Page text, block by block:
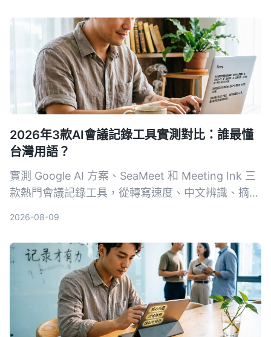
2026年3款AI會議記錄工具實測對比：誰最懂
台灣用語？
實測 Google AI 方案、SeaMeet 和 Meeting Ink 三
款熱門會議記錄工具，從轉寫速度、中文辨識、摘要
2026-08-09